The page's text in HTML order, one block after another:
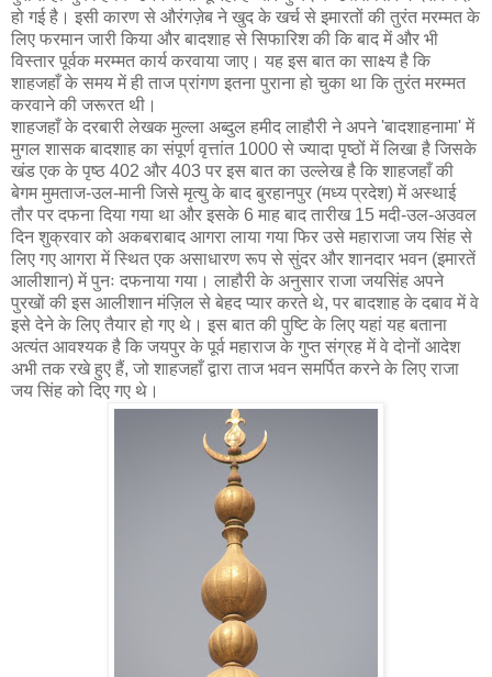
हो गई है। इसी कारण से औरंगज़ेब ने खुद के खर्च से इमारतों की तुरंत मरम्मत के
लिए फरमान जारी किया और बादशाह से सिफारिश की कि बाद में और भी
विस्तार पूर्वक मरम्मत कार्य करवाया जाए। यह इस बात का साक्ष्य है कि
शाहजहाँ के समय में ही ताज प्रांगण इतना पुराना हो चुका था कि तुरंत मरम्मत
करवाने की जरूरत थी।
शाहजहाँ के दरबारी लेखक मुल्ला अब्दुल हमीद लाहौरी ने अपने 'बादशाहनामा' में
मुगल शासक बादशाह का संपूर्ण वृत्तांत 1000 से ज्यादा पृष्ठों में लिखा है जिसके
खंड एक के पृष्ठ 402 और 403 पर इस बात का उल्लेख है कि शाहजहाँ की
बेगम मुमताज-उल-मानी जिसे मृत्यु के बाद बुरहानपुर (मध्य प्रदेश) में अस्थाई
तौर पर दफना दिया गया था और इसके 6 माह बाद तारीख 15 मदी-उल-अउवल
दिन शुक्रवार को अकबराबाद आगरा लाया गया फिर उसे महाराजा जय सिंह से
लिए गए आगरा में स्थित एक असाधारण रूप से सुंदर और शानदार भवन (इमारतें
आलीशान) में पुनः दफनाया गया। लाहौरी के अनुसार राजा जयसिंह अपने
पुरखों की इस आलीशान मंज़िल से बेहद प्यार करते थे, पर बादशाह के दबाव में वे
इसे देने के लिए तैयार हो गए थे। इस बात की पुष्टि के लिए यहां यह बताना
अत्यंत आवश्यक है कि जयपुर के पूर्व महाराज के गुप्त संग्रह में वे दोनों आदेश
अभी तक रखे हुए हैं, जो शाहजहाँ द्वारा ताज भवन समर्पित करने के लिए राजा
जय सिंह को दिए गए थे।